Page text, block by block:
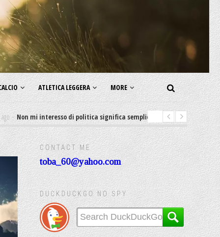
ATLETICA LEGGERA MORE
interesso di politica significa semplicemente Sostengo lo status quo
CONTACT ME
toba_60@yahoo.com
DUCKDUCKGO NO SPY